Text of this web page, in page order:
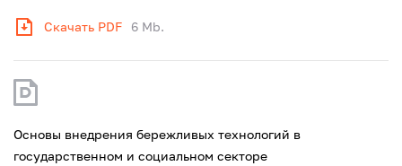
Скачать PDF 6 Mb.
Основы внедрения бережливых технологий в
государственном и социальном секторе